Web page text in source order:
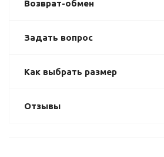
Возврат-обмен
Задать вопрос
Как выбрать размер
Отзывы